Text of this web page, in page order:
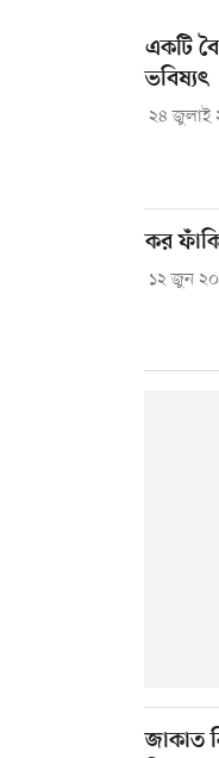
একটি
ভবিষ্যৎ
২৪ জুলাই
কর
১২ জুন
জাকাত